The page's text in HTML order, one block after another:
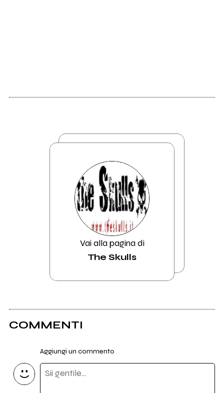
Vai alla pagina di
The Skulls
COMMENTI
Aggiungi un commento